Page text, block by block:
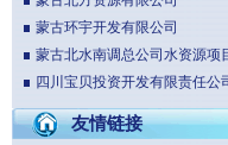
蒙古环宇开发有限公司
蒙古北水南调总公司水资源项
四川宝贝投资开发有限责任公
友情链接